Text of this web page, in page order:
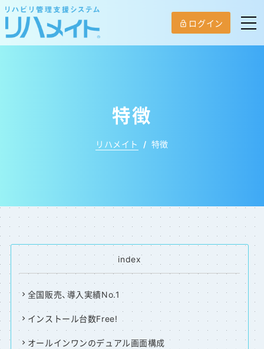
lock_open ログイン
特徴
リハメイト / 特徴
index
全国販売、導入実績No.1
インストール台数Free!
オールインワンのデュアル画面構成